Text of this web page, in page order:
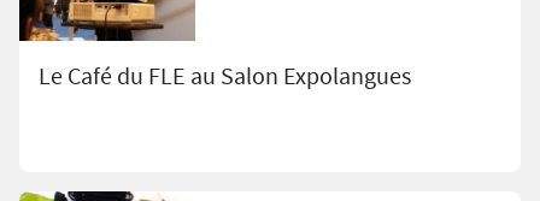
Le Café du FLE au Salon Expolangues